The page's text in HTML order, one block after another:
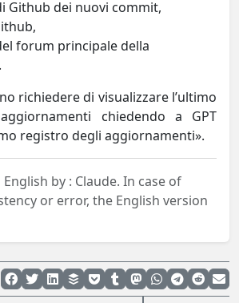
Github dei nuovi commit,
forum principale della
richiedere di visualizzare l’ultimo
chiedendo a GPT
registro degli aggiornamenti».
by : Claude. In case of
or error, the English version